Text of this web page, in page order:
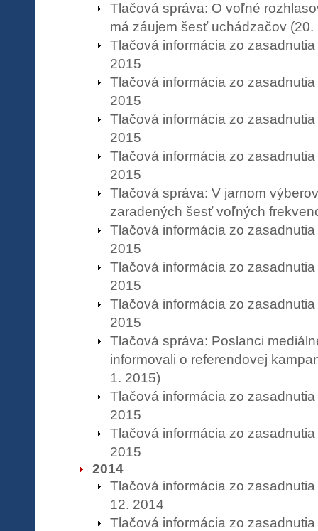
Tlačová správa: O voľné
má záujem šesť uchádzačov (20.
Tlačová informácia zo
2015
Tlačová informácia zo
2015
Tlačová informácia zo
2015
Tlačová informácia zo
2015
Tlačová správa: V jarnom
zaradených šesť voľných
Tlačová informácia zo
2015
Tlačová informácia zo
2015
Tlačová informácia zo
2015
Tlačová správa: Poslanci
informovali o referendovej
1. 2015)
Tlačová informácia zo
2015
Tlačová informácia zo
2015
2014
Tlačová informácia zo
12. 2014
Tlačová informácia zo